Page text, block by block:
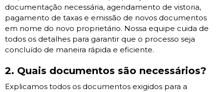
documentação necessária, agendamento de vistoria,
pagamento de taxas e emissão de novos documentos
em nome do novo proprietário. Nossa equipe cuida de
todos os detalhes para garantir que o processo seja
concluído de maneira rápida e eficiente.
2. Quais documentos são necessários?
Explicamos todos os documentos exigidos para a